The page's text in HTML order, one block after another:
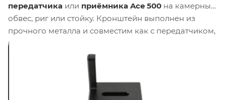
передатчика или приёмника Ace 500 на камерный
обвес, риг или стойку. Кронштейн выполнен из
прочного металла и совместим как с передатчиком,
так и с приёмником системы Ace 500. В комплект
поставки входят все необходимые винты и ключ для
монтажа, что позволяет быстро интегрировать
устройство в рабочую конфигурацию без
использования дополнительных аксессуаров.